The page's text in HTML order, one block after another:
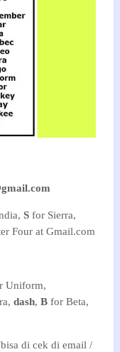
Sfor Sierra,
Four at Gmail.com
Uniform,
dash, Bfor Beta,
di cek di email /